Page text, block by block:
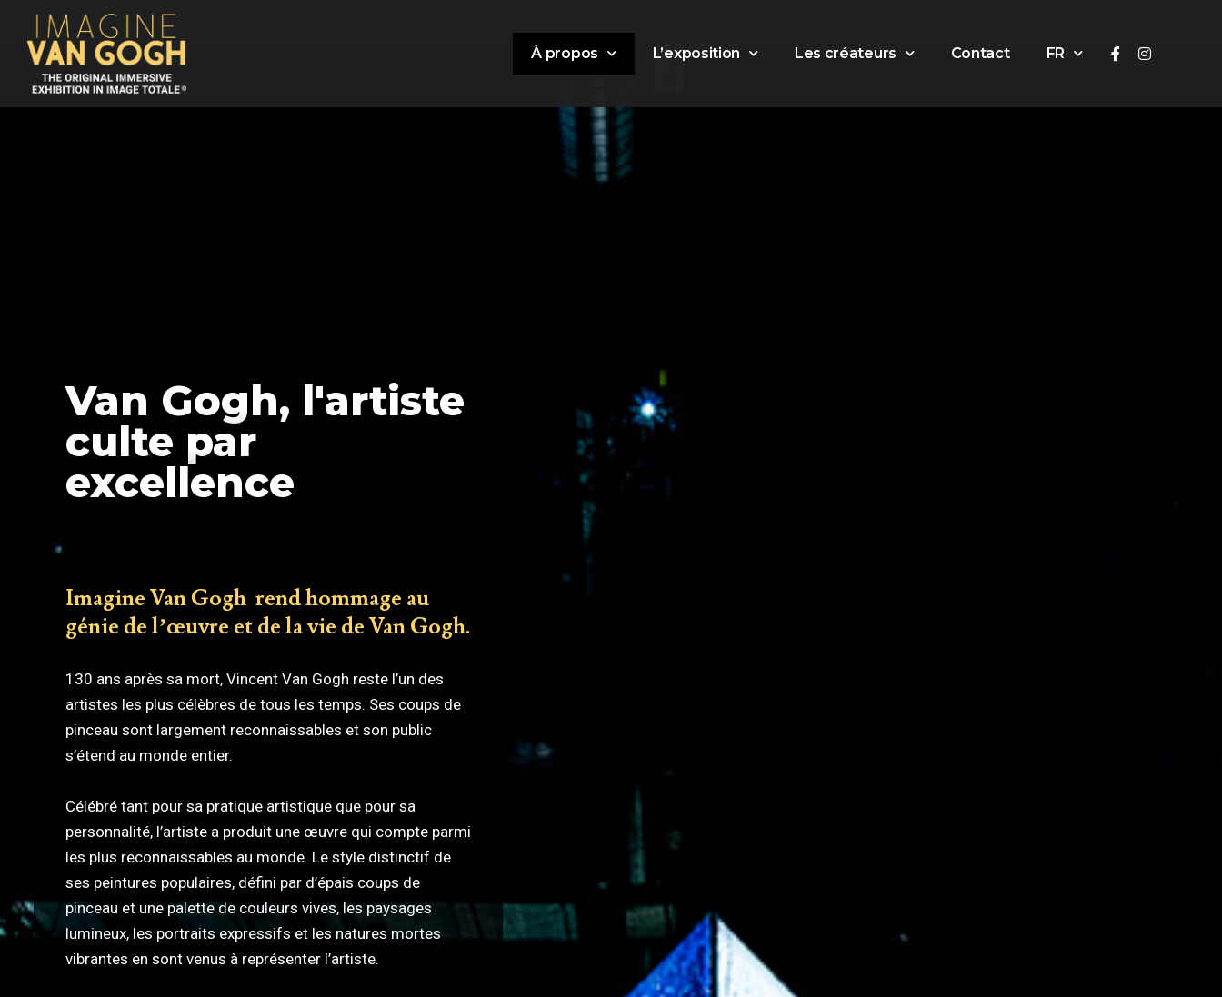
À propos L’exposition Les créateurs Contact FR
Van Gogh, l'artiste
culte par
excellence
Imagine Van Gogh rend hommage au
génie de l’œuvre et de la vie de Van Gogh.
130 ans après sa mort, Vincent Van Gogh reste l’un des
artistes les plus célèbres de tous les temps. Ses coups de
pinceau sont largement reconnaissables et son public
s’étend au monde entier.
Célébré tant pour sa pratique artistique que pour sa
personnalité, l’artiste a produit une œuvre qui compte parmi
les plus reconnaissables au monde. Le style distinctif de
ses peintures populaires, défini par d’épais coups de
pinceau et une palette de couleurs vives, les paysages
lumineux, les portraits expressifs et les natures mortes
vibrantes en sont venus à représenter l’artiste.